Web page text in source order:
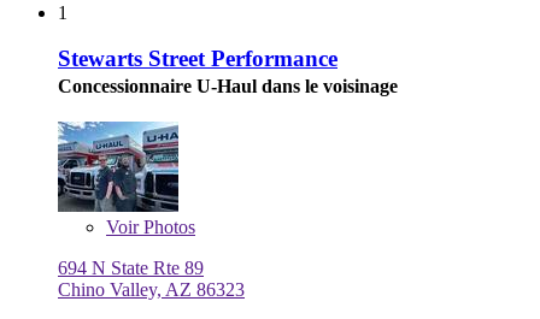
1
Stewarts Street Performance
Concessionnaire U-Haul dans le voisinage
VoirPhotos
694 N State Rte 89
Chino Valley, AZ 86323